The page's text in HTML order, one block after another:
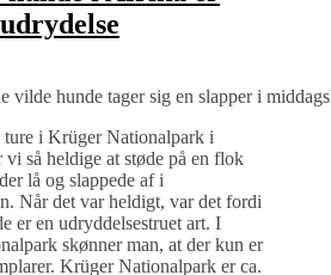
vilde hunde tager sig en slapper i
ture i Krüger Nationalpark i
vi så heldige at støde på en flok
lå og slappede af i
Når det var heldigt, var det fordi
er en udryddelsestruet art. I
skønner man, at der kun er
Krüger Nationalpark er ca.